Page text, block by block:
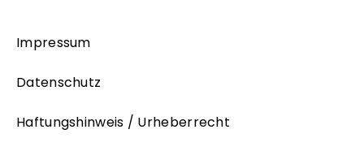
Impressum
Datenschutz
Haftungshinweis / Urheberrecht